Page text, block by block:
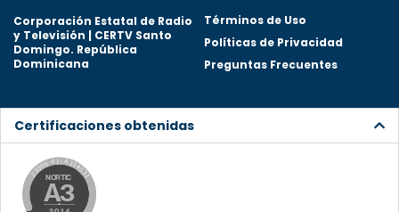
Corporación Estatal de Radio
y Televisión | CERTV Santo
Domingo. República
Dominicana
Términos de Uso
Políticas de Privacidad
Preguntas Frecuentes
Certificaciones obtenidas